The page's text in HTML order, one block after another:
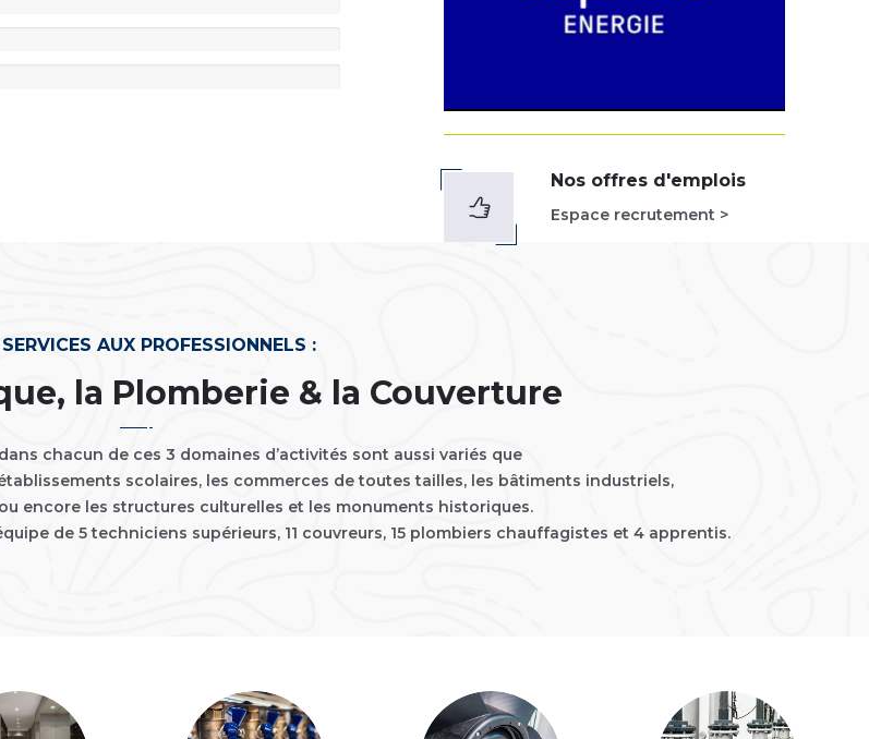
Nos offres d'emplois
Espace recrutement >
AUX PROFESSIONNELS :
la Plomberie & la Couverture
chacun de ces 3 domaines d’activités sont aussi variés que
scolaires, les commerces de toutes tailles, les bâtiments industriels,
encore les structures culturelles et les monuments historiques.
de 5 techniciens supérieurs, 11 couvreurs, 15 plombiers chauffagistes et 4 apprentis.